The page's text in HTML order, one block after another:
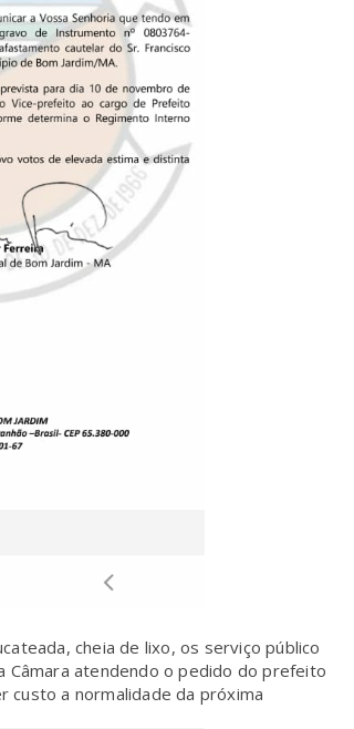
cheia de lixo, os serviço público
atendendo o pedido do prefeito
custo a normalidade da próxima